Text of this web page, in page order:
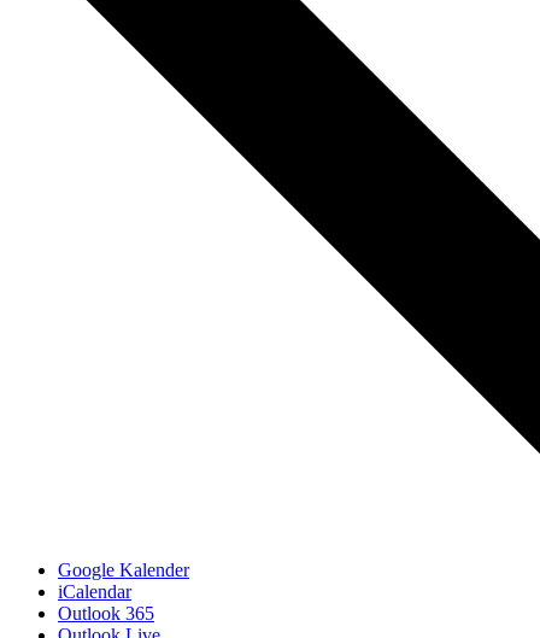
Google Kalender
iCalendar
Outlook 365